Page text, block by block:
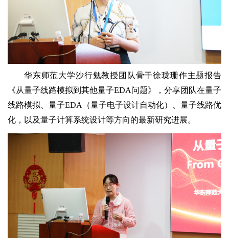
华东师范大学沙行勉教授团队骨干徐珑珊作主题报告
《从量子线路模拟到其他量子EDA问题》，分享团队在量子
线路模拟、量子EDA（量子电子设计自动化）、量子线路优
化，以及量子计算系统设计等方向的最新研究进展。